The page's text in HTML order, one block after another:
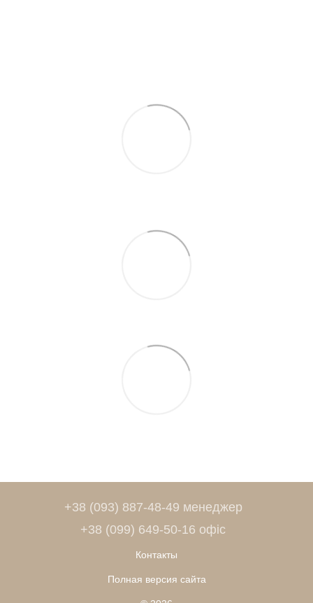
+38 (093) 887-48-49 менеджер
+38 (099) 649-50-16 офіс
Контакты
Полная версия сайта